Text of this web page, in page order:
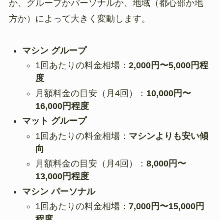
か、グループかパーソナルか、地域（都心部か地
方か）によって大きく変動します。
マシン グループ
1回あたりの料金相場： 2,000円〜5,000円程
度
月額料金の目安（月4回）： 10,000円〜
16,000円程度
マット グループ
1回あたりの料金相場： マシンよりも安い傾
向
月額料金の目安（月4回）： 8,000円〜
13,000円程度
マシン パーソナル
1回あたりの料金相場： 7,000円〜15,000円